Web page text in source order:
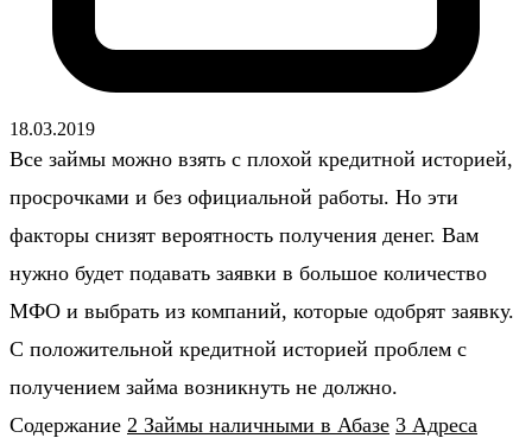
18.03.2019
Все займы можно взять с плохой кредитной историей,
просрочками и без официальной работы. Но эти
факторы снизят вероятность получения денег. Вам
нужно будет подавать заявки в большое количество
МФО и выбрать из компаний, которые одобрят заявку.
С положительной кредитной историей проблем с
получением займа возникнуть не должно.
Содержание 2 Займы наличными в Абазе 3 Адреса